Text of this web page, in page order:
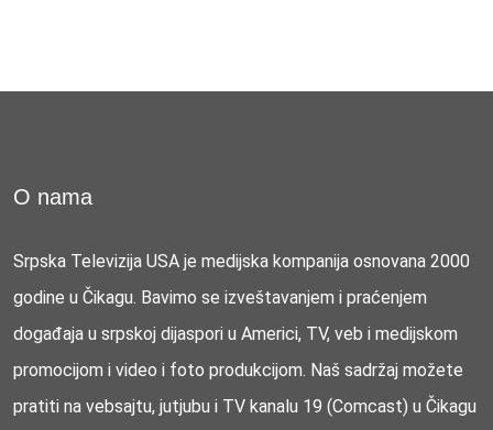
O nama
Srpska Televizija USA je medijska kompanija osnovana 2000
godine u Čikagu. Bavimo se izveštavanjem i praćenjem
događaja u srpskoj dijaspori u Americi, TV, veb i medijskom
promocijom i video i foto produkcijom. Naš sadržaj možete
pratiti na vebsajtu, jutjubu i TV kanalu 19 (Comcast) u Čikagu